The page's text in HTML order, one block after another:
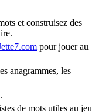
et construisez des
pour jouer au
anagrammes, les
de mots utiles au jeu